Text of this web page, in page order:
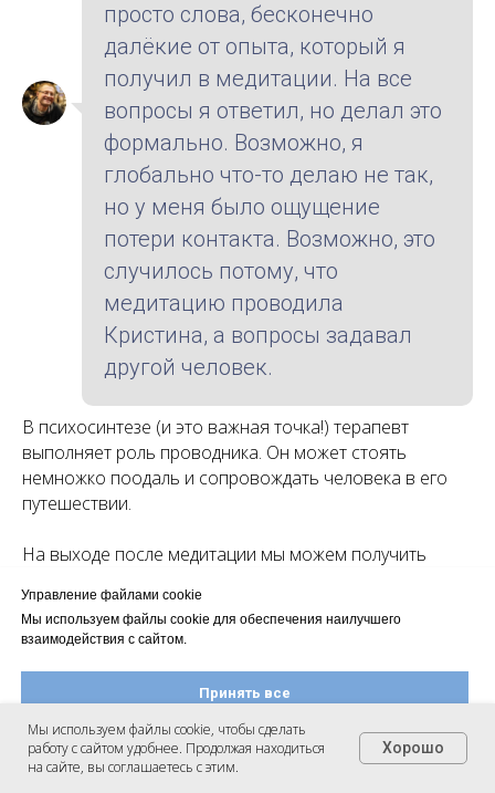
Управление файлами cookie
Мы используем файлы cookie для обеспечения наилучшего
взаимодействия с сайтом.
Принять все
Настроить файлы cookie
просто слова, бесконечно
далёкие от опыта, который я
получил в медитации. На все
вопросы я ответил, но делал это
формально. Возможно, я
глобально что-то делаю не так,
но у меня было ощущение
потери контакта. Возможно, это
случилось потому, что
медитацию проводила
Кристина, а вопросы задавал
другой человек.
В психосинтезе (и это важная точка!) терапевт
выполняет роль проводника. Он может стоять
немножко поодаль и сопровождать человека в его
путешествии.
На выходе после медитации мы можем получить
роли человека, который помогает раскрыть смысл
этого предмета для своего собеседника в его жизни:
него.
Это заинтересованная позиция расспрашивающего.
Мы используем файлы cookie, чтобы сделать
работу с сайтом удобнее. Продолжая находиться
на сайте, вы соглашаетесь с этим.
Хорошо